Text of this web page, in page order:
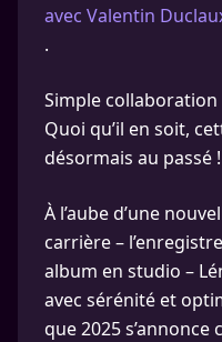
avec Valentin
.
Simple
Quoi qu’il en soit,
désormais au passé !
À l’aube d’une
carrière –
album en studio –
avec sérénité et
que 2025 s’annonce